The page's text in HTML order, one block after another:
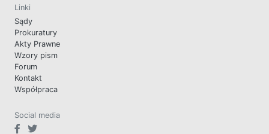
Linki
Sądy
Prokuratury
Akty Prawne
Wzory pism
Forum
Kontakt
Współpraca
Social media